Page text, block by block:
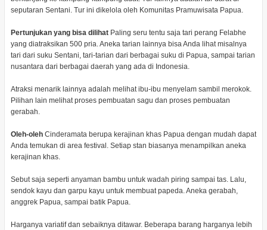
seputaran Sentani. Tur ini dikelola oleh Komunitas Pramuwisata Papua.
Pertunjukan yang bisa dilihatPaling seru tentu saja tari perang Felabhe
yang diatraksikan 500 pria. Aneka tarian lainnya bisa Anda lihat misalnya
tari dari suku Sentani, tari-tarian dari berbagai suku di Papua, sampai tarian
nusantara dari berbagai daerah yang ada di Indonesia.
Atraksi menarik lainnya adalah melihat ibu-ibu menyelam sambil merokok.
Pilihan lain melihat proses pembuatan sagu dan proses pembuatan
gerabah.
Oleh-olehCinderamata berupa kerajinan khas Papua dengan mudah dapat
Anda temukan di area festival. Setiap stan biasanya menampilkan aneka
kerajinan khas.
Sebut saja seperti anyaman bambu untuk wadah piring sampai tas. Lalu,
sendok kayu dan garpu kayu untuk membuat papeda. Aneka gerabah,
anggrek Papua, sampai batik Papua.
Harganya variatif dan sebaiknya ditawar. Beberapa barang harganya lebih